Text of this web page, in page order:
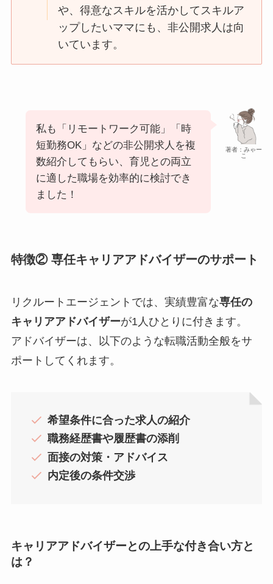
や、得意なスキルを活かしてスキルア
ップしたいママにも、非公開求人は向
いています。
著者：みゃー
こ
私も「リモートワーク可能」「時
短勤務OK」などの非公開求人を複
数紹介してもらい、育児との両立
に適した職場を効率的に検討でき
ました！
特徴② 専任キャリアアドバイザーのサポート
リクルートエージェントでは、実績豊富な専任の
キャリアアドバイザーが1人ひとりに付きます。
アドバイザーは、以下のような転職活動全般をサ
ポートしてくれます。
希望条件に合った求人の紹介
職務経歴書や履歴書の添削
面接の対策・アドバイス
内定後の条件交渉
キャリアアドバイザーとの上手な付き合い方と
は？